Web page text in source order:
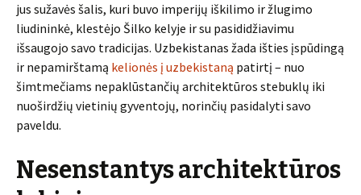
jus sužavės šalis, kuri buvo imperijų iškilimo ir žlugimo
liudininkė, klestėjo Šilko kelyje ir su pasididžiavimu
išsaugojo savo tradicijas. Uzbekistanas žada išties įspūdingą
ir nepamirštamą kelionės į uzbekistaną patirtį – nuo
šimtmečiams nepaklūstančių architektūros stebuklų iki
nuoširdžių vietinių gyventojų, norinčių pasidalyti savo
paveldu.
Nesenstantys architektūros